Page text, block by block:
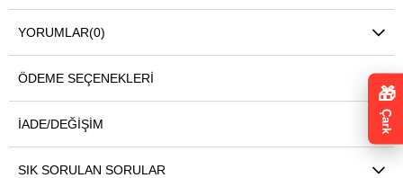
YORUMLAR(0)
ÖDEME SEÇENEKLERI
İADE/DEĞIŞIM
SIK SORULAN SORULAR
🎁
Çark